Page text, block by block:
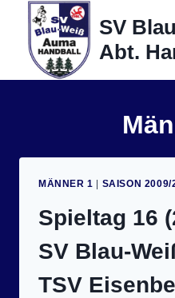
springen
SV
Abt.
MÄNNER 1 SAISON 2009/
Spieltag 16
SV Blau-
TSV